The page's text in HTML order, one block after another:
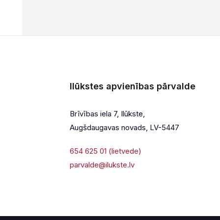
Ilūkstes apvienības pārvalde
Brīvības iela 7, Ilūkste,
Augšdaugavas novads, LV-5447
654 625 01 (lietvede)
parvalde@ilukste.lv